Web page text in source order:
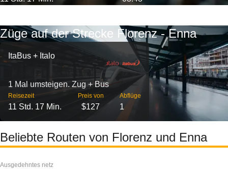
Züge auf der Strecke Florenz - Enna
ItaBus + Italo
1 Mal umsteigen. Zug + Bus
Reisezeit
11 Std. 17 Min.
Preis von
$127
Abflüge
1
Beliebte Routen von Florenz und Enna
Ausgedehntes netz